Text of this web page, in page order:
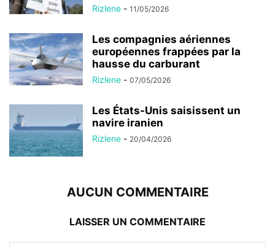
Rizlene - 11/05/2026
Les compagnies aériennes
européennes frappées par la
hausse du carburant
Rizlene - 07/05/2026
Les États-Unis saisissent un
navire iranien
Rizlene - 20/04/2026
AUCUN COMMENTAIRE
LAISSER UN COMMENTAIRE